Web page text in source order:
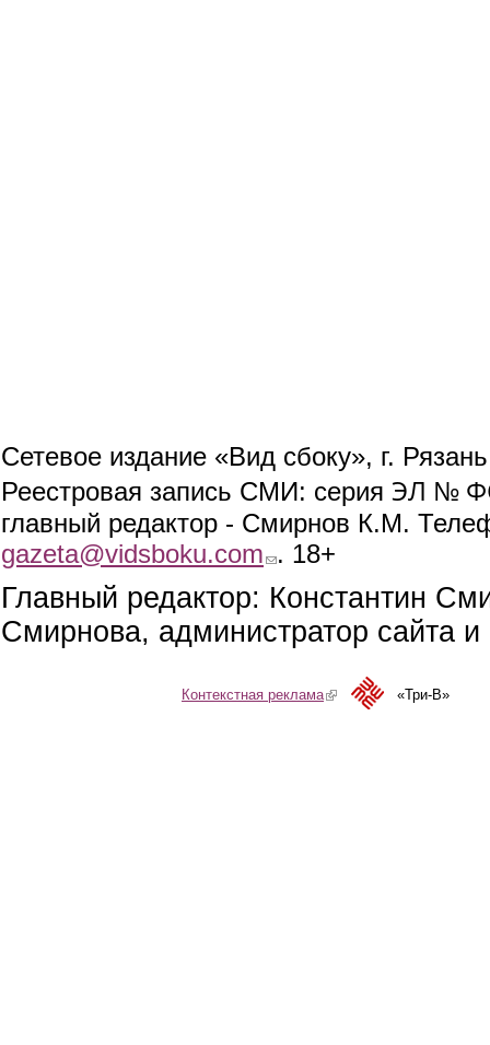
Сетевое издание «Вид сбоку», г.
Реестровая запись СМИ: серия ЭЛ №
главный редактор - Смирнов К.М.
gazeta@vidsboku.com (link sends e-mail)
. 18+
Главный редактор: Константин
Смирнова, администратор сайта
Контекстная реклама(link is external)«Три-В»